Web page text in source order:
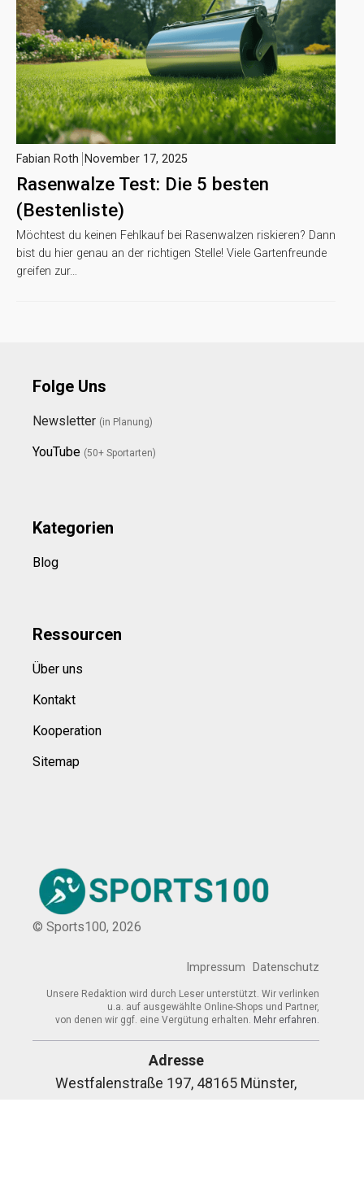
Rasenwalze Test: Die 5 besten
(Bestenliste)
Fabian Roth November 17, 2025
Möchtest du keinen Fehlkauf bei Rasenwalzen riskieren? Dann
bist du hier genau an der richtigen Stelle! Viele Gartenfreunde
greifen zur…
Folge Uns
Newsletter (in Planung)
YouTube (50+ Sportarten)
Kategorien
Blog
Ressourcen
Über uns
Kontakt
Kooperation
Sitemap
© Sports100, 2026
Impressum Datenschutz
Unsere Redaktion wird durch Leser unterstützt. Wir verlinken
u.a. auf ausgewählte Online-Shops und Partner,
von denen wir ggf. eine Vergütung erhalten. Mehr erfahren.
Adresse
Westfalenstraße 197, 48165 Münster,